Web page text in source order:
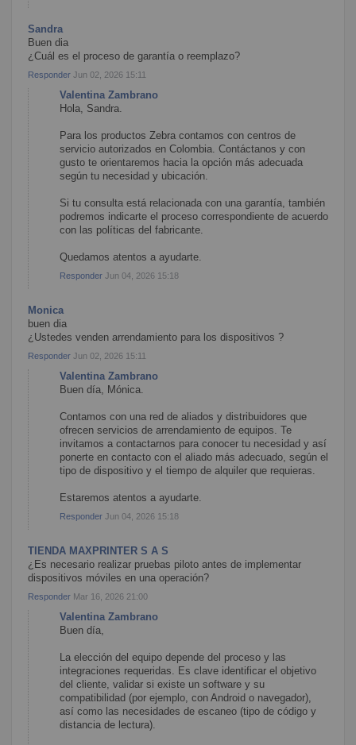
Sandra
Buen dia
¿Cuál es el proceso de garantía o reemplazo?
Responder Jun 02, 2026 15:11
Valentina Zambrano
Hola, Sandra.
Para los productos Zebra contamos con centros de
servicio autorizados en Colombia. Contáctanos y con
gusto te orientaremos hacia la opción más adecuada
según tu necesidad y ubicación.
Si tu consulta está relacionada con una garantía, también
podremos indicarte el proceso correspondiente de acuerdo
con las políticas del fabricante.
Quedamos atentos a ayudarte.
Responder Jun 04, 2026 15:18
Monica
buen dia
¿Ustedes venden arrendamiento para los dispositivos ?
Responder Jun 02, 2026 15:11
Valentina Zambrano
Buen día, Mónica.
Contamos con una red de aliados y distribuidores que
ofrecen servicios de arrendamiento de equipos. Te
invitamos a contactarnos para conocer tu necesidad y así
ponerte en contacto con el aliado más adecuado, según el
tipo de dispositivo y el tiempo de alquiler que requieras.
Estaremos atentos a ayudarte.
Responder Jun 04, 2026 15:18
TIENDA MAXPRINTER S A S
¿Es necesario realizar pruebas piloto antes de implementar
dispositivos móviles en una operación?
Responder Mar 16, 2026 21:00
Valentina Zambrano
Buen día,
La elección del equipo depende del proceso y las
integraciones requeridas. Es clave identificar el objetivo
del cliente, validar si existe un software y su
compatibilidad (por ejemplo, con Android o navegador),
así como las necesidades de escaneo (tipo de código y
distancia de lectura).